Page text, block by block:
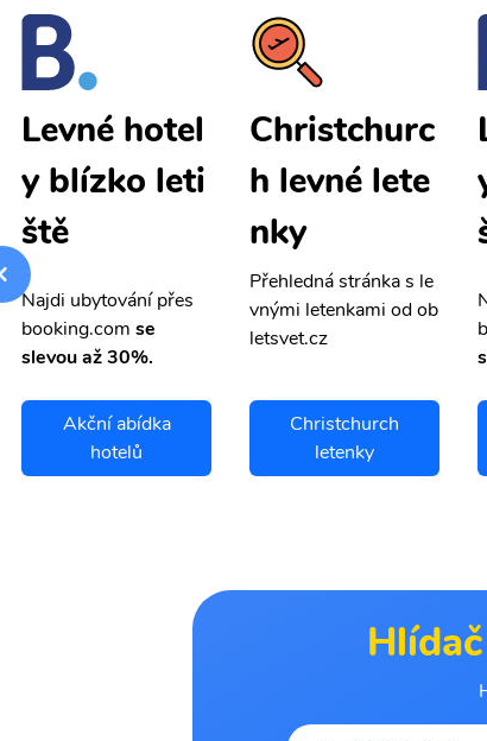
Levné hotel
y blízko leti
ště
Najdi ubytování přes
booking.com se
slevou až 30%.
Akční abídka
hotelů
Christchurc
h levné lete
nky
Přehledná stránka s le
vnými letenkami od ob
letsvet.cz
Christchurch
letenky